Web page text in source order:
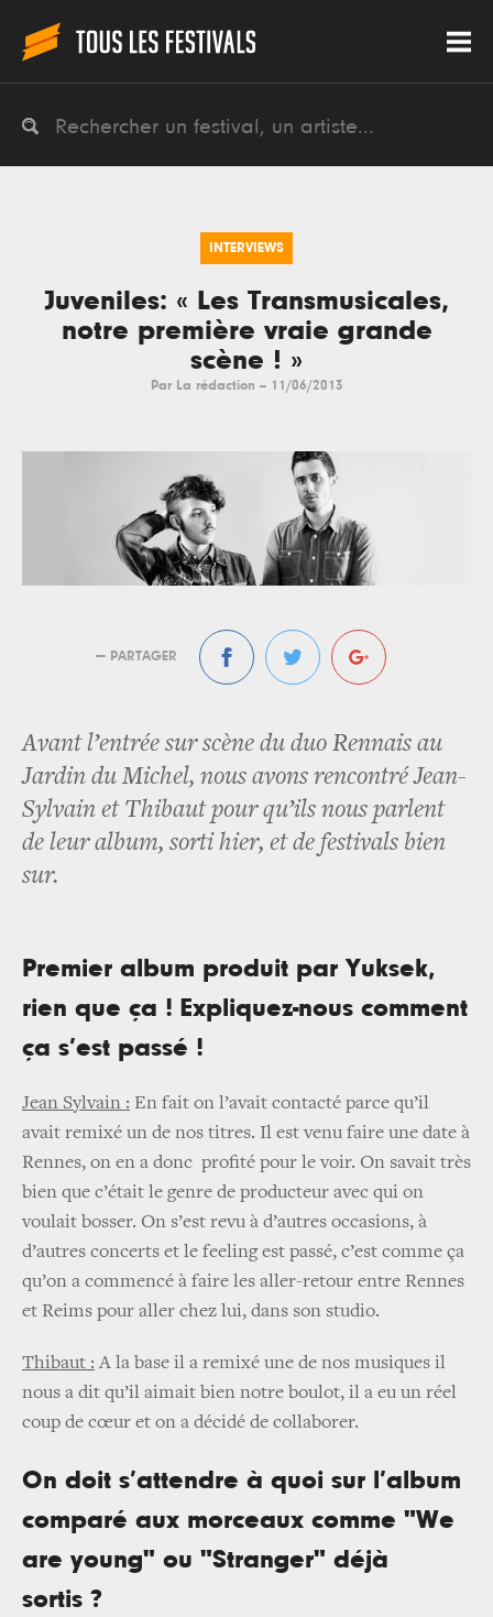
INTERVIEWS
Juveniles: « Les Transmusicales,
notre première vraie grande
scène ! »
Par La rédaction -- 11/06/2013
— PARTAGER
Avant l’entrée sur scène du duo Rennais au
Jardin du Michel, nous avons rencontré Jean-
Sylvain et Thibaut pour qu’ils nous parlent
de leur album, sorti hier, et de festivals bien
sur.
Premier album produit par Yuksek,
rien que ça ! Expliquez-nous comment
ça s’est passé !
Jean Sylvain : En fait on l’avait contacté parce qu’il
avait remixé un de nos titres. Il est venu faire une date à
Rennes, on en a donc profité pour le voir. On savait très
bien que c’était le genre de producteur avec qui on
voulait bosser. On s’est revu à d’autres occasions, à
d’autres concerts et le feeling est passé, c’est comme ça
qu’on a commencé à faire les aller-retour entre Rennes
et Reims pour aller chez lui, dans son studio.
Thibaut : A la base il a remixé une de nos musiques il
nous a dit qu’il aimait bien notre boulot, il a eu un réel
coup de cœur et on a décidé de collaborer.
On doit s’attendre à quoi sur l’album
comparé aux morceaux comme "We
are young" ou "Stranger" déjà
sortis ?